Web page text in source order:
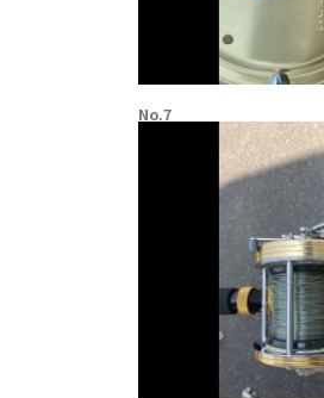
No.7